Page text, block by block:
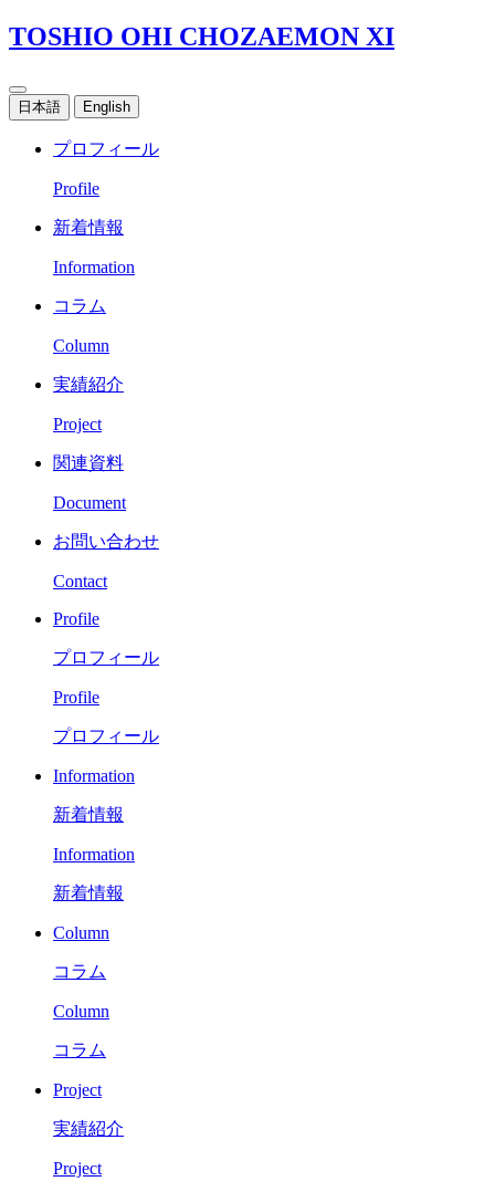
TOSHIO OHI CHOZAEMON XI
日本語 English
プロフィール
Profile
新着情報
Information
コラム
Column
実績紹介
Project
関連資料
Document
お問い合わせ
Contact
Profile
プロフィール
Profile
プロフィール
Information
新着情報
Information
新着情報
Column
コラム
Column
コラム
Project
実績紹介
Project